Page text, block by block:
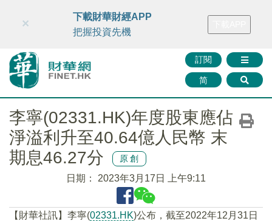
財華智庫網 FINTV FINMETA 財華證券 媒體矩陣
訂閱
简
×
下載財華財經APP
把握投資先機
李寧(02331.HK)年度股東應佔
淨溢利升至40.64億人民幣 末
期息46.27分
原創
日期： 2023年3月17日 上午9:11
【財華社訊】李寧(02331.HK)公布，截至2022年12月31日